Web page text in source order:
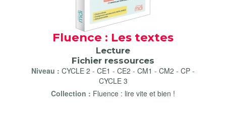
Fluence : Les textes
Lecture
Fichier ressources
Niveau : CYCLE 2 - CE1 - CE2 - CM1 - CM2 - CP -
CYCLE 3
Collection : Fluence : lire vite et bien !